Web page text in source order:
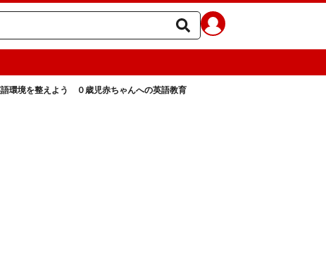
語環境を整えよう ０歳児赤ちゃんへの英語教育